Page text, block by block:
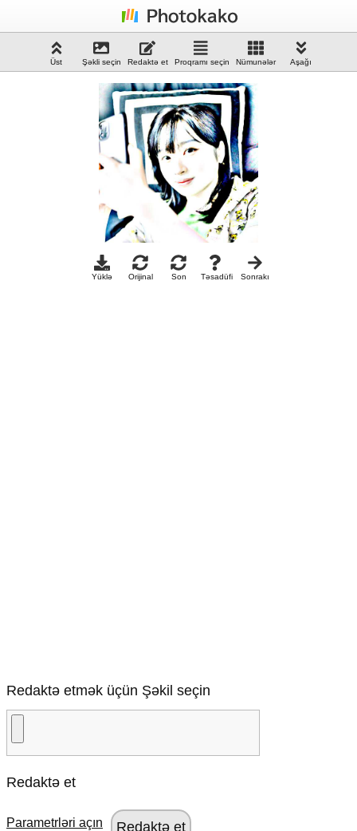
Üst Şəkli seçin Redaktə et Proqramı seçin Nümunələr Aşağı
Yüklə Orijinal Son Təsadüfi Sonrakı
Redaktə etmək üçün Şəkil seçin
Redaktə et
Parametrləri açın